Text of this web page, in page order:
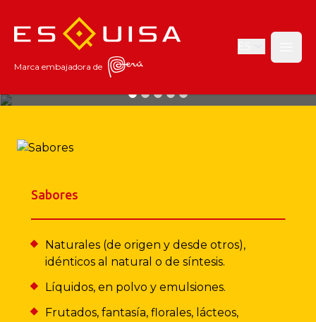
Esquisa
Marca embajadora de
Naturalmente sensoriales
Sabores
Naturales (de origen y desde otros),
idénticos al natural o de síntesis.
Líquidos, en polvo y emulsiones.
Frutados, fantasía, florales, lácteos,